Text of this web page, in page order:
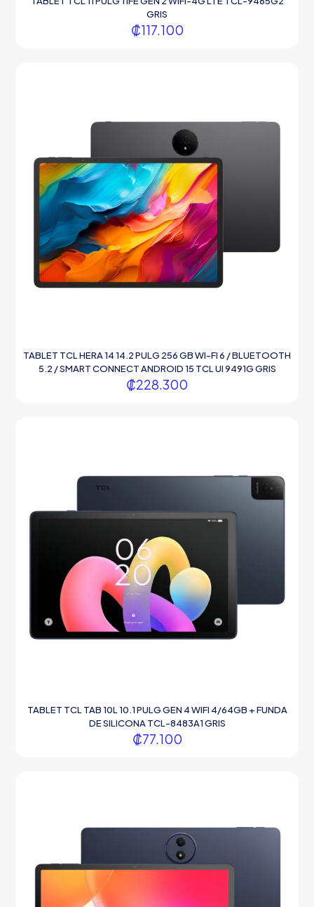
GRIS
₡117.100
TABLET TCL HERA 14 14.2 PULG 256 GB WI-FI 6 / BLUETOOTH
5.2 / SMART CONNECT ANDROID 15 TCL UI 9491G GRIS
₡228.300
TABLET TCL TAB 10L 10.1 PULG GEN 4 WIFI 4/64GB + FUNDA
DE SILICONA TCL-8483A1 GRIS
₡77.100